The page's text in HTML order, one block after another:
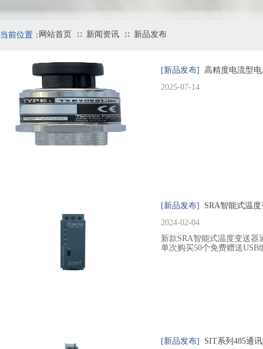
网站首页 ∷ 新闻资讯 ∷ 新品发布
当前位置：
[新品发布]
高精度电流型
2025-07-14
[新品发布]
SRA智能式温
2024-02-04
新款SRA智能式温度变送
单次购买50个免费赠送USB
[新品发布]
SIT系列485通